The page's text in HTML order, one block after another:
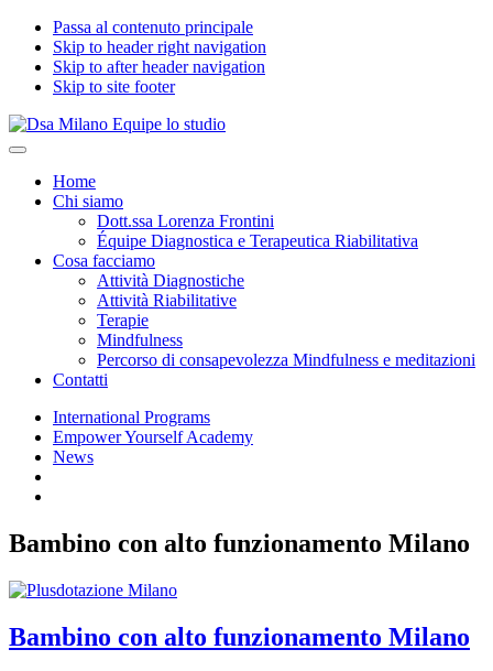
Passa al contenuto principale
Skip to header right navigation
Skip to after header navigation
Skip to site footer
Dsa
Equipe
Specialisti
benessere
psicologico
evolutiva
Menu
Home
Chi siamo
Dott.ssa Lorenza Frontini
Équipe Diagnostica e Terapeutica Riabilitativa
Cosa facciamo
Attività Diagnostiche
Attività Riabilitative
Terapie
Mindfulness
Percorso di consapevolezza Mindfulness e meditazioni
Contatti
International Programs
Empower Yourself Academy
News
Bambino con alto funzionamento Milano
Bambino con alto funzionamento Milano